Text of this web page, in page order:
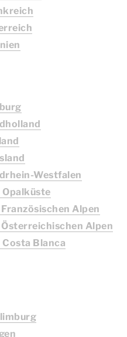
Westfalen
Alpen
Alpen
Blanca